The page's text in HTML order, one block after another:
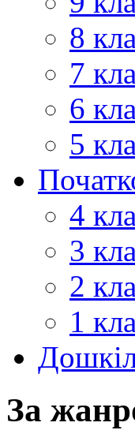
8
7
6
5
4
3
2
1
За